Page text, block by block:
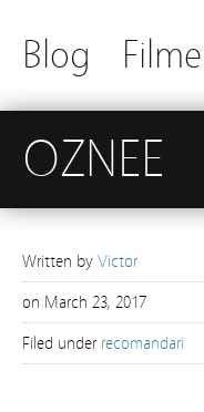
Blog Filme
OZNEE
Written by Victor
on March 23, 2017
Filed under recomandari